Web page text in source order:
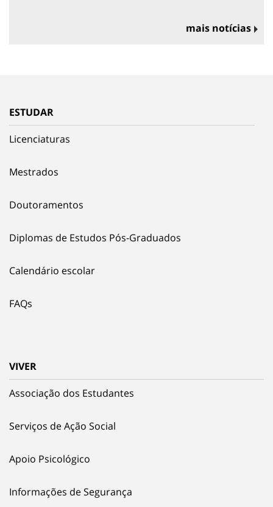
mais notícias
ESTUDAR
Licenciaturas
Mestrados
Doutoramentos
Diplomas de Estudos Pós-Graduados
Calendário escolar
FAQs
VIVER
Associação dos Estudantes
Serviços de Ação Social
Apoio Psicológico
Informações de Segurança